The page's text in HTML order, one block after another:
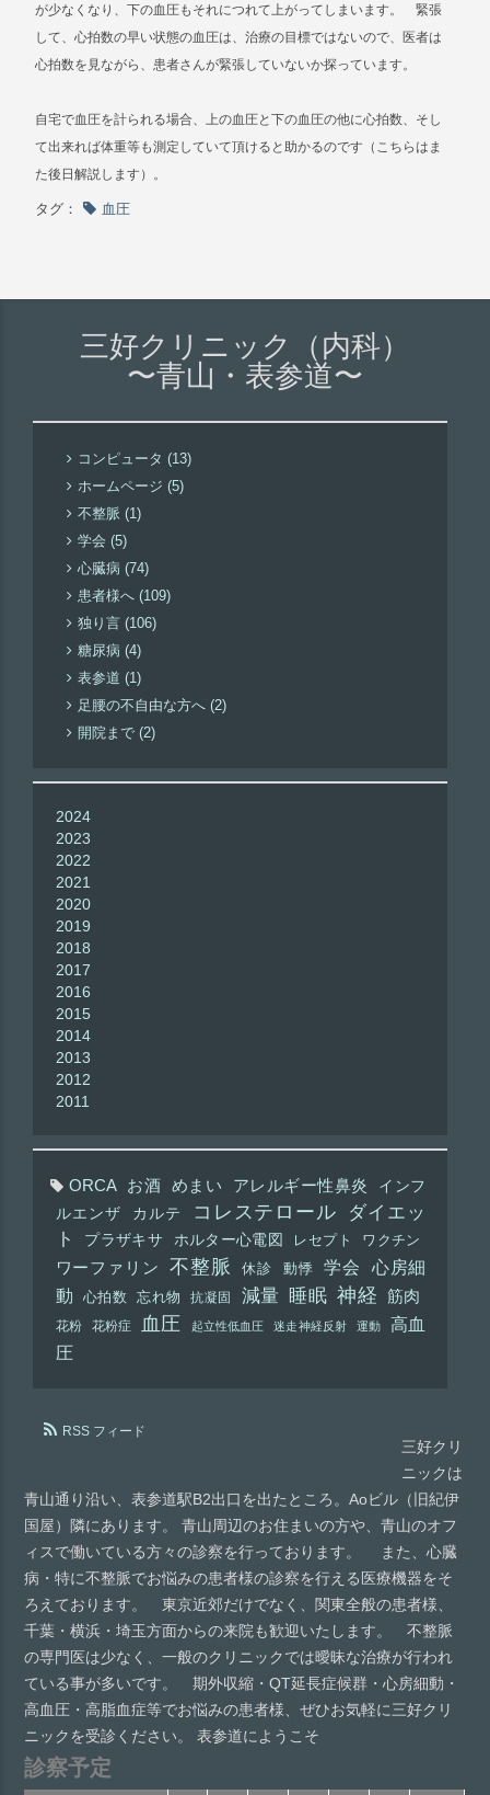
が少なくなり、下の血圧もそれにつれて上がってしまいます。 緊張
して、心拍数の早い状態の血圧は、治療の目標ではないので、医者は
心拍数を見ながら、患者さんが緊張していないか探っています。
自宅で血圧を計られる場合、上の血圧と下の血圧の他に心拍数、そし
て出来れば体重等も測定していて頂けると助かるのです（こちらはま
た後日解説します）。
タグ： 血圧
三好クリニック（内科）
〜青山・表参道〜
コンピュータ (13)
ホームページ (5)
不整脈 (1)
学会 (5)
心臓病 (74)
患者様へ (109)
独り言 (106)
糖尿病 (4)
表参道 (1)
足腰の不自由な方へ (2)
開院まで (2)
2024
2023
2022
2021
2020
2019
2018
2017
2016
2015
2014
2013
2012
2011
ORCA お酒 めまい アレルギー性鼻炎
インフ
ルエンザ
カルテ コレステロール
ダイエッ
ト
プラザキサ ホルター心電図 レセプト ワクチン
ワーファリン 不整脈 休診 動悸 学会
心房細
動
心拍数 忘れ物 抗凝固 減量 睡眠 神経 筋肉
花粉 花粉症 血圧 起立性低血圧 迷走神経反射 運動
高血
圧
RSS フィード
三好クリ
ニックは
青山通り沿い、表参道駅B2出口を出たところ。Aoビル（旧紀伊
国屋）隣にあります。 青山周辺のお住まいの方や、青山のオフ
ィスで働いている方々の診察を行っております。 また、心臓
病・特に不整脈でお悩みの患者様の診察を行える医療機器をそ
ろえております。 東京近郊だけでなく、関東全般の患者様、
千葉・横浜・埼玉方面からの来院も歓迎いたします。 不整脈
の専門医は少なく、一般のクリニックでは曖昧な治療が行われ
ている事が多いです。 期外収縮・QT延長症候群・心房細動・
高血圧・高脂血症等でお悩みの患者様、ぜひお気軽に三好クリ
ニックを受診ください。 表参道にようこそ
診察予定